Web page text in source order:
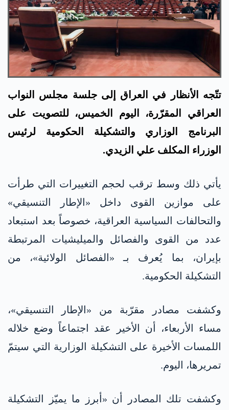
تتّجه الأنظار في العراق إلى جلسة مجلس النواب
العراقي المقرّرة، اليوم الخميس، للتصويت على
البرنامج الوزاري والتشكيلة الحكومية لرئيس
الوزراء المكلف علي الزيدي.
يأتي ذلك وسط ترقب لحجم التغييرات التي طرأت
على موازين القوى داخل «الإطار التنسيقي»
والتحالفات السياسية العراقية، خصوصاً بعد استبعاد
عدد من القوى والفصائل والميليشيات المرتبطة
بإيران، بما يُعرف بـ «الفصائل الولائية»، من
التشكيلة الحكومية.
وكشفت مصادر مقرّبة من «الإطار التنسيقي»،
مساء الأربعاء، أن الأخير عقد اجتماعاً وضع خلاله
اللمسات الأخيرة على التشكيلة الوزارية التي سيتمّ
تمريرها، اليوم.
وكشفت تلك المصادر أن «أبرز ما يميّز التشكيلة